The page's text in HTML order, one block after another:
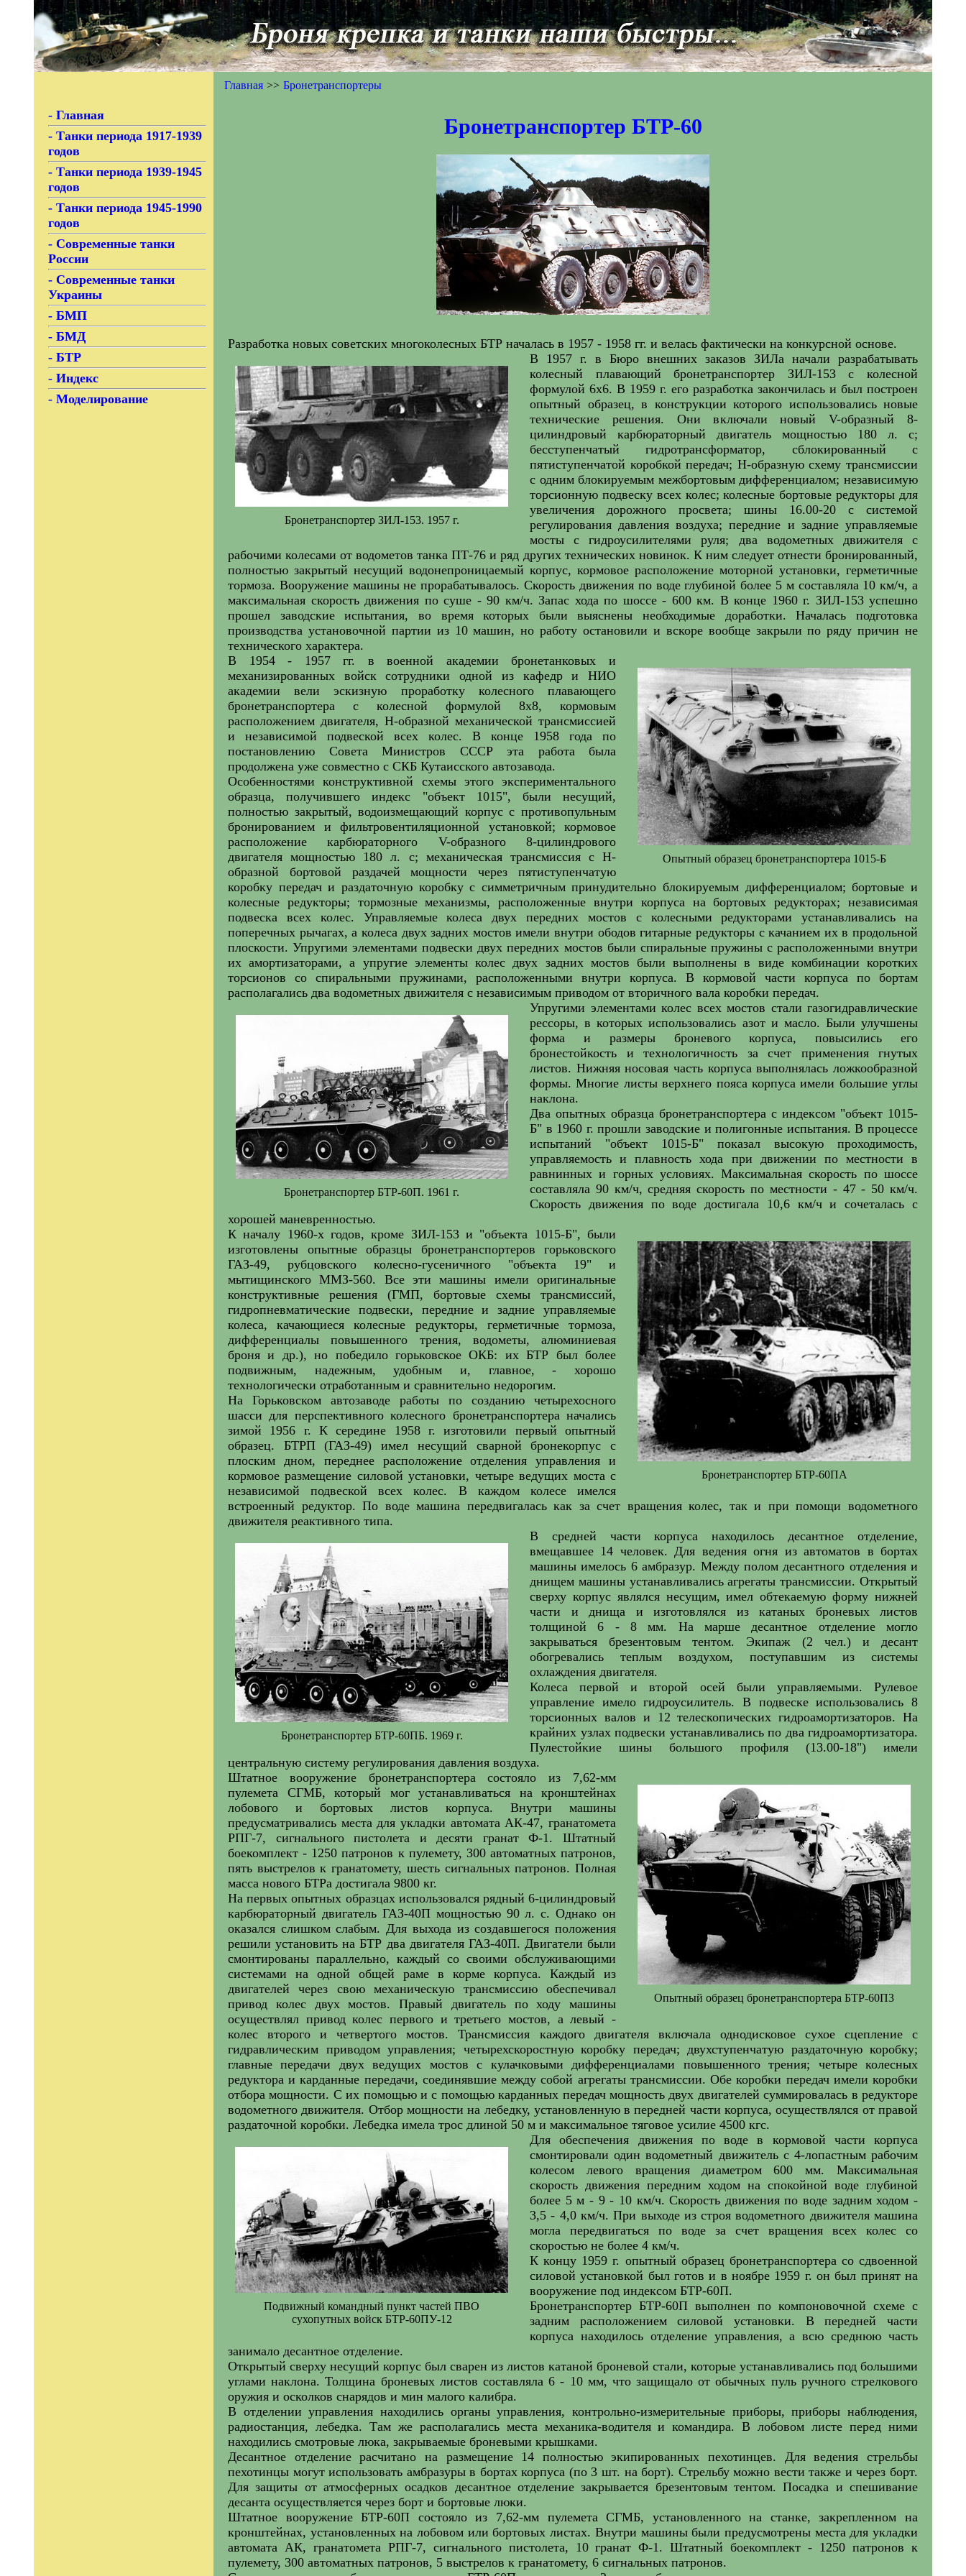
- Главная
- Танки периода 1917-1939
годов
- Танки периода 1939-1945
годов
- Танки периода 1945-1990
годов
- Современные танки
России
- Современные танки
Украины
- БМП
- БМД
- БТР
- Индекс
- Моделирование
Главная >> Бронетранспортеры
Бронетранспортер БТР-60
Разработка новых советских многоколесных БТР началась в 1957 - 1958 гг. и велась фактически на конкурсной основе.
Бронетранспортер ЗИЛ-153. 1957 г.
В 1957 г. в Бюро внешних заказов ЗИЛа начали разрабатывать
колесный плавающий бронетранспортер ЗИЛ-153 с колесной
формулой 6x6. В 1959 г. его разработка закончилась и был построен
опытный образец, в конструкции которого использовались новые
технические решения. Они включали новый V-образный 8-
цилиндровый карбюраторный двигатель мощностью 180 л. с;
бесступенчатый гидротрансформатор, сблокированный с
пятиступенчатой коробкой передач; Н-образную схему трансмиссии
с одним блокируемым межбортовым дифференциалом; независимую
торсионную подвеску всех колес; колесные бортовые редукторы для
увеличения дорожного просвета; шины 16.00-20 с системой
регулирования давления воздуха; передние и задние управляемые
мосты с гидроусилителями руля; два водометных движителя с
рабочими колесами от водометов танка ПТ-76 и ряд других технических новинок. К ним следует отнести бронированный,
полностью закрытый несущий водонепроницаемый корпус, кормовое расположение моторной установки, герметичные
тормоза. Вооружение машины не прорабатывалось. Скорость движения по воде глубиной более 5 м составляла 10 км/ч, а
максимальная скорость движения по суше - 90 км/ч. Запас хода по шоссе - 600 км. В конце 1960 г. ЗИЛ-153 успешно
прошел заводские испытания, во время которых были выяснены необходимые доработки. Началась подготовка
производства установочной партии из 10 машин, но работу остановили и вскоре вообще закрыли по ряду причин не
технического характера.
Опытный образец бронетранспортера 1015-Б
В 1954 - 1957 гг. в военной академии бронетанковых и
механизированных войск сотрудники одной из кафедр и НИО
академии вели эскизную проработку колесного плавающего
бронетранспортера с колесной формулой 8x8, кормовым
расположением двигателя, Н-образной механической трансмиссией
и независимой подвеской всех колес. В конце 1958 года по
постановлению Совета Министров СССР эта работа была
продолжена уже совместно с СКБ Кутаисского автозавода.
Особенностями конструктивной схемы этого экспериментального
образца, получившего индекс "объект 1015", были несущий,
полностью закрытый, водоизмещающий корпус с противопульным
бронированием и фильтровентиляционной установкой; кормовое
расположение карбюраторного V-образного 8-цилиндрового
двигателя мощностью 180 л. с; механическая трансмиссия с Н-
образной бортовой раздачей мощности через пятиступенчатую
коробку передач и раздаточную коробку с симметричным принудительно блокируемым дифференциалом; бортовые и
колесные редукторы; тормозные механизмы, расположенные внутри корпуса на бортовых редукторах; независимая
подвеска всех колес. Управляемые колеса двух передних мостов с колесными редукторами устанавливались на
поперечных рычагах, а колеса двух задних мостов имели внутри ободов гитарные редукторы с качанием их в продольной
плоскости. Упругими элементами подвески двух передних мостов были спиральные пружины с расположенными внутри
их амортизаторами, а упругие элементы колес двух задних мостов были выполнены в виде комбинации коротких
торсионов со спиральными пружинами, расположенными внутри корпуса. В кормовой части корпуса по бортам
располагались два водометных движителя с независимым приводом от вторичного вала коробки передач.
Бронетранспортер БТР-60П. 1961 г.
Упругими элементами колес всех мостов стали газогидравлические
рессоры, в которых использовались азот и масло. Были улучшены
форма и размеры броневого корпуса, повысились его
бронестойкость и технологичность за счет применения гнутых
листов. Нижняя носовая часть корпуса выполнялась ложкообразной
формы. Многие листы верхнего пояса корпуса имели большие углы
наклона.
Два опытных образца бронетранспортера с индексом "объект 1015-
Б" в 1960 г. прошли заводские и полигонные испытания. В процессе
испытаний "объект 1015-Б" показал высокую проходимость,
управляемость и плавность хода при движении по местности в
равнинных и горных условиях. Максимальная скорость по шоссе
составляла 90 км/ч, средняя скорость по местности - 47 - 50 км/ч.
Скорость движения по воде достигала 10,6 км/ч и сочеталась с
хорошей маневренностью.
Бронетранспортер БТР-60ПА
К началу 1960-х годов, кроме ЗИЛ-153 и "объекта 1015-Б", были
изготовлены опытные образцы бронетранспортеров горьковского
ГАЗ-49, рубцовского колесно-гусеничного "объекта 19" и
мытищинского ММЗ-560. Все эти машины имели оригинальные
конструктивные решения (ГМП, бортовые схемы трансмиссий,
гидропневматические подвески, передние и задние управляемые
колеса, качающиеся колесные редукторы, герметичные тормоза,
дифференциалы повышенного трения, водометы, алюминиевая
броня и др.), но победило горьковское ОКБ: их БТР был более
подвижным, надежным, удобным и, главное, - хорошо
технологически отработанным и сравнительно недорогим.
На Горьковском автозаводе работы по созданию четырехосного
шасси для перспективного колесного бронетранспортера начались
зимой 1956 г. К середине 1958 г. изготовили первый опытный
образец. БТРП (ГАЗ-49) имел несущий сварной бронекорпус с
плоским дном, переднее расположение отделения управления и
кормовое размещение силовой установки, четыре ведущих моста с
независимой подвеской всех колес. В каждом колесе имелся
встроенный редуктор. По воде машина передвигалась как за счет вращения колес, так и при помощи водометного
движителя реактивного типа.
Бронетранспортер БТР-60ПБ. 1969 г.
В средней части корпуса находилось десантное отделение,
вмещавшее 14 человек. Для ведения огня из автоматов в бортах
машины имелось 6 амбразур. Между полом десантного отделения и
днищем машины устанавливались агрегаты трансмиссии. Открытый
сверху корпус являлся несущим, имел обтекаемую форму нижней
части и днища и изготовлялся из катаных броневых листов
толщиной 6 - 8 мм. На марше десантное отделение могло
закрываться брезентовым тентом. Экипаж (2 чел.) и десант
обогревались теплым воздухом, поступавшим из системы
охлаждения двигателя.
Колеса первой и второй осей были управляемыми. Рулевое
управление имело гидроусилитель. В подвеске использовались 8
торсионных валов и 12 телескопических гидроамортизаторов. На
крайних узлах подвески устанавливались по два гидроамортизатора.
Пулестойкие шины большого профиля (13.00-18") имели
центральную систему регулирования давления воздуха.
Опытный образец бронетранспортера БТР-60П3
Штатное вооружение бронетранспортера состояло из 7,62-мм
пулемета СГМБ, который мог устанавливаться на кронштейнах
лобового и бортовых листов корпуса. Внутри машины
предусматривались места для укладки автомата АК-47, гранатомета
РПГ-7, сигнального пистолета и десяти гранат Ф-1. Штатный
боекомплект - 1250 патронов к пулемету, 300 автоматных патронов,
пять выстрелов к гранатомету, шесть сигнальных патронов. Полная
масса нового БТРа достигала 9800 кг.
На первых опытных образцах использовался рядный 6-цилиндровый
карбюраторный двигатель ГАЗ-40П мощностью 90 л. с. Однако он
оказался слишком слабым. Для выхода из создавшегося положения
решили установить на БТР два двигателя ГАЗ-40П. Двигатели были
смонтированы параллельно, каждый со своими обслуживающими
системами на одной общей раме в корме корпуса. Каждый из
двигателей через свою механическую трансмиссию обеспечивал
привод колес двух мостов. Правый двигатель по ходу машины
осуществлял привод колес первого и третьего мостов, а левый -
колес второго и четвертого мостов. Трансмиссия каждого двигателя включала однодисковое сухое сцепление с
гидравлическим приводом управления; четырехскоростную коробку передач; двухступенчатую раздаточную коробку;
главные передачи двух ведущих мостов с кулачковыми дифференциалами повышенного трения; четыре колесных
редуктора и карданные передачи, соединявшие между собой агрегаты трансмиссии. Обе коробки передач имели коробки
отбора мощности. С их помощью и с помощью карданных передач мощность двух двигателей суммировалась в редукторе
водометного движителя. Отбор мощности на лебедку, установленную в передней части корпуса, осуществлялся от правой
раздаточной коробки. Лебедка имела трос длиной 50 м и максимальное тяговое усилие 4500 кгс.
Подвижный командный пункт частей ПВО
сухопутных войск БТР-60ПУ-12
Для обеспечения движения по воде в кормовой части корпуса
смонтировали один водометный движитель с 4-лопастным рабочим
колесом левого вращения диаметром 600 мм. Максимальная
скорость движения передним ходом на спокойной воде глубиной
более 5 м - 9 - 10 км/ч. Скорость движения по воде задним ходом -
3,5 - 4,0 км/ч. При выходе из строя водометного движителя машина
могла передвигаться по воде за счет вращения всех колес со
скоростью не более 4 км/ч.
К концу 1959 г. опытный образец бронетранспортера со сдвоенной
силовой установкой был готов и в ноябре 1959 г. он был принят на
вооружение под индексом БТР-60П.
Бронетранспортер БТР-60П выполнен по компоновочной схеме с
задним расположением силовой установки. В передней части
корпуса находилось отделение управления, а всю среднюю часть
занимало десантное отделение.
Открытый сверху несущий корпус был сварен из листов катаной броневой стали, которые устанавливались под большими
углами наклона. Толщина броневых листов составляла 6 - 10 мм, что защищало от обычных пуль ручного стрелкового
оружия и осколков снарядов и мин малого калибра.
В отделении управления находились органы управления, контрольно-измерительные приборы, приборы наблюдения,
радиостанция, лебедка. Там же располагались места механика-водителя и командира. В лобовом листе перед ними
находились смотровые люка, закрываемые броневыми крышками.
Десантное отделение расчитано на размещение 14 полностью экипированных пехотинцев. Для ведения стрельбы
пехотинцы могут использовать амбразуры в бортах корпуса (по 3 шт. на борт). Стрельбу можно вести также и через борт.
Для защиты от атмосферных осадков десантное отделение закрывается брезентовым тентом. Посадка и спешивание
десанта осуществляется через борт и бортовые люки.
Штатное вооружение БТР-60П состояло из 7,62-мм пулемета СГМБ, установленного на станке, закрепленном на
кронштейнах, установленных на лобовом или бортовых листах. Внутри машины были предусмотрены места для укладки
автомата АК, гранатомета РПГ-7, сигнального пистолета, 10 гранат Ф-1. Штатный боекомплект - 1250 патронов к
пулемету, 300 автоматных патронов, 5 выстрелов к гранатомету, 6 сигнальных патронов.